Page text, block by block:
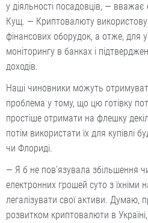
у діяльності посадовців, — вважає
Кущ. — Криптовалюту
фінансових оборудок, а отже, для
моніторингу в банках і
доходів.
Наші чиновники можуть
проблема у тому, що цю готівку
простіше отримати на флешку
потім використати їх для купівлі
чи Флориді.
— Я б не пов’язувала збільшення
електронних грошей суто з їхніми
легалізувати свої активи. Думаю,
розвитком криптовалюти в